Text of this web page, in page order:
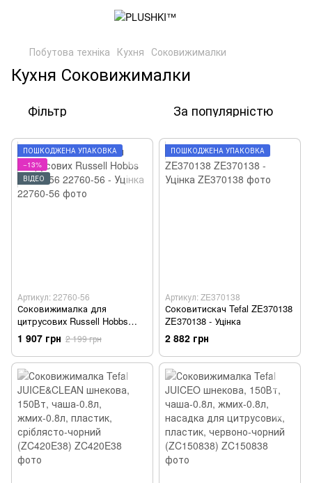
Побутова техніка Кухня Соковижималки
Кухня Соковижималки
Фільтр За популярністю
ПОШКОДЖЕНА УПАКОВКА
−13%
ВІДЕО
Артикул: 22760-56
Соковижималка для
цитрусових Russell Hobbs
22760-56 22760-56 - Уцінка
1 907 грн 2 199 грн
ПОШКОДЖЕНА УПАКОВКА
Артикул: ZE370138
Соковитискач Tefal ZE370138
ZE370138 - Уцінка
2 882 грн